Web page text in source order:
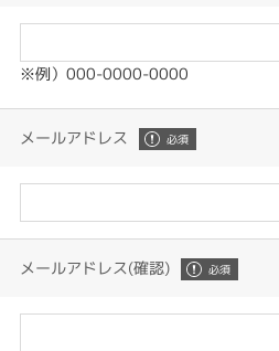
※例）000-0000-0000
メールアドレス
メールアドレス(確認)